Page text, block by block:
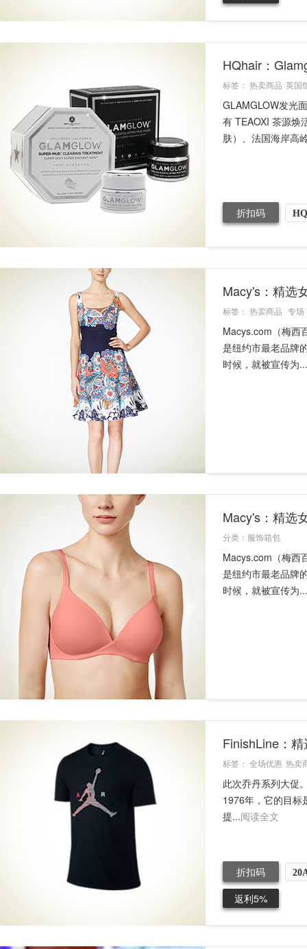
HQhair：
标签： 热卖商品 英国
GLAMGLOW发光
有 TEAOXI 茶源焕
肤）、法国海岸高
折扣码
Macy's：精选
标签： 热卖商品 专场
Macys.com（梅西
是纽约市最老品牌
时候，就被宣传为...
Macy's：精选
分类： 服饰箱包
Macys.com（梅西
是纽约市最老品牌
时候，就被宣传为...
FinishLine：
标签： 全场优惠 热卖
此次乔丹系列大促
1976年，它的目标
提...阅读全文
折扣码
返利5%